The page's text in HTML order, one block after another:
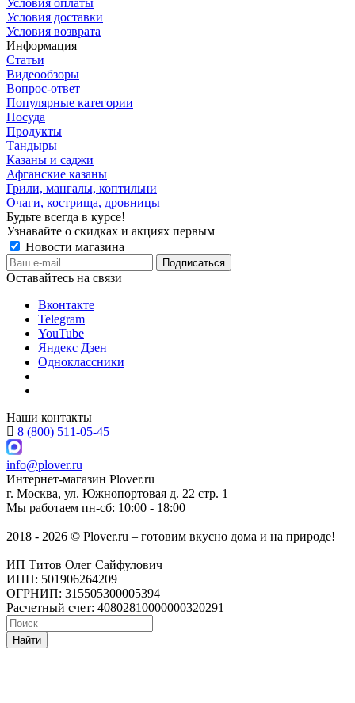
Условия доставки
Условия возврата
Информация
Статьи
Видеообзоры
Вопрос-ответ
Популярные категории
Посуда
Продукты
Тандыры
Казаны и саджи
Афганские казаны
Грили, мангалы, коптильни
Очаги, кострища, дровницы
Будьте всегда в курсе!
Узнавайте о скидках и акциях первым
Новости магазина
Оставайтесь на связи
Вконтакте
Telegram
YouTube
Яндекс Дзен
Одноклассники
Наши контакты
8 (800) 511-05-45
info@plover.ru
Интернет-магазин Plover.ru
г. Москва, ул. Южнопортовая д. 22 стр. 1
Мы работаем пн-сб: 10:00 - 18:00
2018 - 2026 © Plover.ru – готовим вкусно дома и на природе!
ИП Титов Олег Сайфулович
ИНН: 501906264209
ОГРНИП: 315505300005394
Расчетный счет: 40802810000000320291
Найти